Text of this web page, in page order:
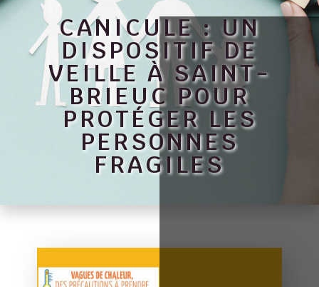
CANICULE : UN
DISPOSITIF DE
VEILLE À SAINT-
BRIEUC POUR
PROTÉGER LES
PERSONNES
FRAGILES